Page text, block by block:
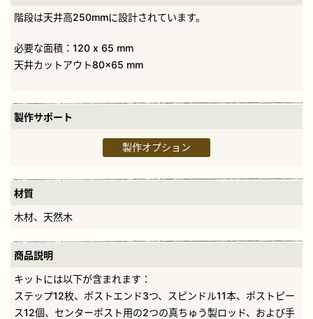
階段は天井高250mmに設計されています。
必要な面積：120 x 65 mm
天井カットアウト80×65 mm
製作サポート
製作オプション
材質
木材、天然木
商品説明
キットには以下が含まれます：
ステップ12枚、ポストエンド3つ、スピンドル11本、ポストピー
ス12個、センターポスト用の2つの真ちゅう製ロッド、および手